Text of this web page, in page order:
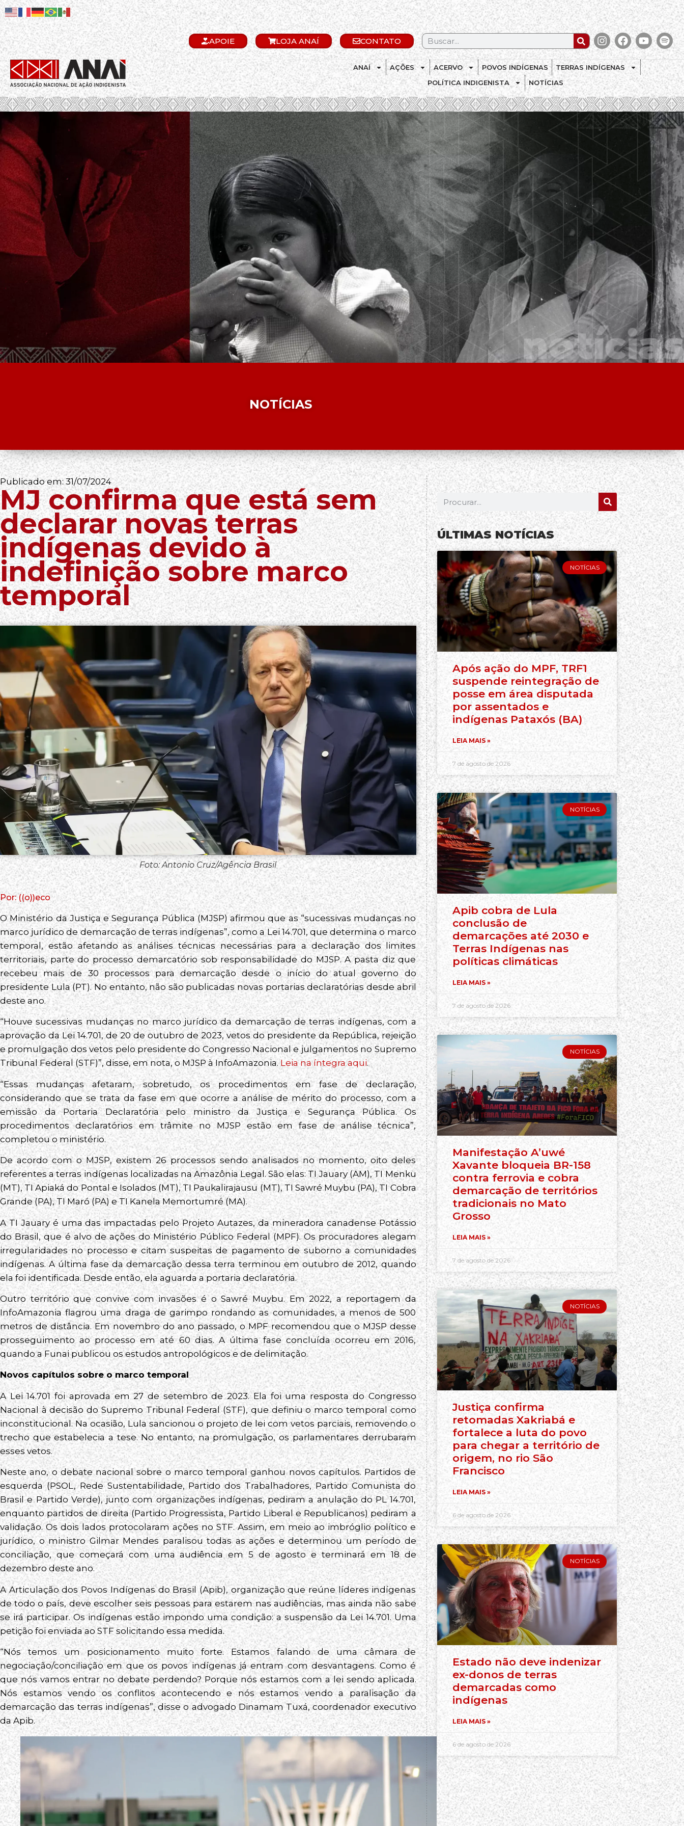
APOIE LOJA ANAÍ CONTATO
ANAÍ AÇÕES ACERVO POVOS INDÍGENAS
TERRAS INDÍGENAS
POLÍTICA INDIGENISTA
NOTÍCIAS
.
NOTÍCIAS
Publicado em:31/07/2024
MJ confirma que está sem
declarar novas terras
indígenas devido à
indefinição sobre marco
temporal
Foto: Antonio Cruz/Agência Brasil
Por: ((o))eco
O Ministério da Justiça e Segurança Pública (MJSP) afirmou que as “sucessivas mudanças no
marco jurídico de demarcação de terras indígenas”, como a Lei 14.701, que determina o marco
temporal, estão afetando as análises técnicas necessárias para a declaração dos limites
territoriais, parte do processo demarcatório sob responsabilidade do MJSP. A pasta diz que
recebeu mais de 30 processos para demarcação desde o início do atual governo do
presidente Lula (PT). No entanto, não são publicadas novas portarias declaratórias desde abril
deste ano.
“Houve sucessivas mudanças no marco jurídico da demarcação de terras indígenas, com a
aprovação da Lei 14.701, de 20 de outubro de 2023, vetos do presidente da República, rejeição
e promulgação dos vetos pelo presidente do Congresso Nacional e julgamentos no Supremo
Tribunal Federal (STF)”, disse, em nota, o MJSP à InfoAmazonia.Leia na íntegra aqui.
“Essas mudanças afetaram, sobretudo, os procedimentos em fase de declaração,
considerando que se trata da fase em que ocorre a análise de mérito do processo, com a
emissão da Portaria Declaratória pelo ministro da Justiça e Segurança Pública. Os
procedimentos declaratórios em trâmite no MJSP estão em fase de análise técnica”,
completou o ministério.
De acordo com o MJSP, existem 26 processos sendo analisados no momento, oito deles
referentes a terras indígenas localizadas na Amazônia Legal. São elas: TI Jauary (AM), TI Menkü
(MT), TI Apiaká do Pontal e Isolados (MT), TI Paukalirajausu (MT), TI Sawré Muybu (PA), TI Cobra
Grande (PA), TI Maró (PA) e TI Kanela Memortumré (MA).
A TI Jauary é uma das impactadas pelo Projeto Autazes, da mineradora canadense Potássio
do Brasil, que é alvo de ações do Ministério Público Federal (MPF). Os procuradores alegam
irregularidades no processo e citam suspeitas de pagamento de suborno a comunidades
indígenas. A última fase da demarcação dessa terra terminou em outubro de 2012, quando
ela foi identificada. Desde então, ela aguarda a portaria declaratória.
Outro território que convive com invasões é o Sawré Muybu. Em 2022, a reportagem da
InfoAmazonia flagrou uma draga de garimpo rondando as comunidades, a menos de 500
metros de distância. Em novembro do ano passado, o MPF recomendou que o MJSP desse
prosseguimento ao processo em até 60 dias. A última fase concluída ocorreu em 2016,
quando a Funai publicou os estudos antropológicos e de delimitação.
Novos capítulos sobre o marco temporal
A Lei 14.701 foi aprovada em 27 de setembro de 2023. Ela foi uma resposta do Congresso
Nacional à decisão do Supremo Tribunal Federal (STF), que definiu o marco temporal como
inconstitucional. Na ocasião, Lula sancionou o projeto de lei com vetos parciais, removendo o
trecho que estabelecia a tese. No entanto, na promulgação, os parlamentares derrubaram
esses vetos.
Neste ano, o debate nacional sobre o marco temporal ganhou novos capítulos. Partidos de
esquerda (PSOL, Rede Sustentabilidade, Partido dos Trabalhadores, Partido Comunista do
Brasil e Partido Verde), junto com organizações indígenas, pediram a anulação do PL 14.701,
enquanto partidos de direita (Partido Progressista, Partido Liberal e Republicanos) pediram a
validação. Os dois lados protocolaram ações no STF. Assim, em meio ao imbróglio político e
jurídico, o ministro Gilmar Mendes paralisou todas as ações e determinou um período de
conciliação, que começará com uma audiência em 5 de agosto e terminará em 18 de
dezembro deste ano.
A Articulação dos Povos Indígenas do Brasil (Apib), organização que reúne líderes indígenas
de todo o país, deve escolher seis pessoas para estarem nas audiências, mas ainda não sabe
se irá participar. Os indígenas estão impondo uma condição: a suspensão da Lei 14.701. Uma
petição foi enviada ao STF solicitando essa medida.
“Nós temos um posicionamento muito forte. Estamos falando de uma câmara de
negociação/conciliação em que os povos indígenas já entram com desvantagens. Como é
que nós vamos entrar no debate perdendo? Porque nós estamos com a lei sendo aplicada.
Nós estamos vendo os conflitos acontecendo e nós estamos vendo a paralisação da
demarcação das terras indígenas”, disse o advogado Dinamam Tuxá, coordenador executivo
da Apib.
ÚLTIMAS NOTÍCIAS
NOTÍCIAS
Após ação do MPF, TRF1
suspende reintegração de
posse em área disputada
por assentados e
indígenas Pataxós (BA)
LEIA MAIS »
7 de agosto de 2026
NOTÍCIAS
Apib cobra de Lula
conclusão de
demarcações até 2030 e
Terras Indígenas nas
políticas climáticas
LEIA MAIS »
7 de agosto de 2026
NOTÍCIAS
Manifestação A’uwé
Xavante bloqueia BR-158
contra ferrovia e cobra
demarcação de territórios
tradicionais no Mato
Grosso
LEIA MAIS »
7 de agosto de 2026
NOTÍCIAS
Justiça confirma
retomadas Xakriabá e
fortalece a luta do povo
para chegar a território de
origem, no rio São
Francisco
LEIA MAIS »
6 de agosto de 2026
NOTÍCIAS
Estado não deve indenizar
ex-donos de terras
demarcadas como
indígenas
LEIA MAIS »
6 de agosto de 2026